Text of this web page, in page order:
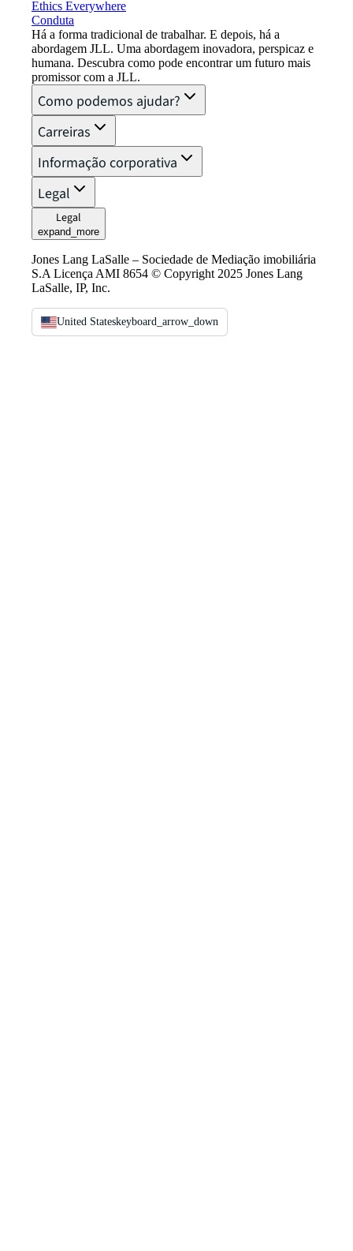
Ethics Everywhere
Conduta
Há a forma tradicional de trabalhar. E depois, há a
abordagem JLL. Uma abordagem inovadora, perspicaz e
humana. Descubra como pode encontrar um futuro mais
promissor com a JLL.
Como podemos ajudar?
Carreiras
Informação corporativa
Legal
Legal
expand_more
Jones Lang LaSalle – Sociedade de Mediação imobiliária
S.A Licença AMI 8654 © Copyright 2025 Jones Lang
LaSalle, IP, Inc.
United Stateskeyboard_arrow_down